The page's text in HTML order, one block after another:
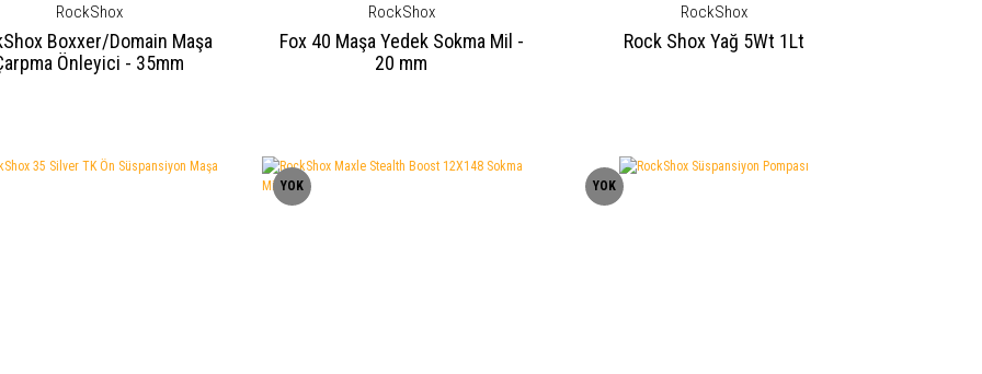
RockShox
Boxxer/Domain Maşa
Önleyici - 35mm
RockShox
Fox 40 Maşa Yedek Sokma Mil -
20 mm
RockShox
Rock Shox Yağ 5Wt 1Lt
YOK YOK